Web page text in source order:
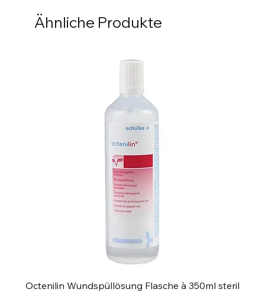
Ähnliche Produkte
Octenilin Wundspüllösung Flasche à 350ml steril